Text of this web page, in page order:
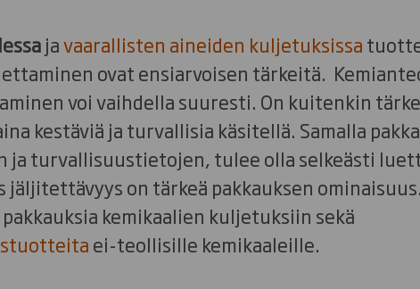
javaarallisten aineiden kuljetuksissa
ovat ensiarvoisen tärkeitä.
voi vaihdella suuresti. On kuitenkin
kestäviä ja turvallisia käsitellä. Samalla
ja turvallisuustietojen, tulee olla selkeästi
jäljitettävyys on tärkeä pakkauksen
pakkauksia kemikaalien kuljetuksiin sekä
ei-teollisille kemikaaleille.